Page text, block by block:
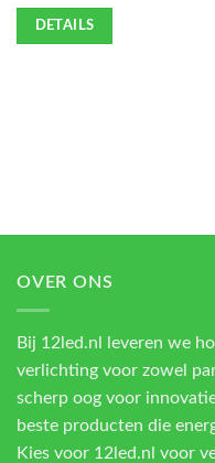
DETAILS
OVER ONS
Bij 12led.nl leveren we
verlichting voor zowel
scherp oog voor
beste producten die
Kies voor 12led.nl voor